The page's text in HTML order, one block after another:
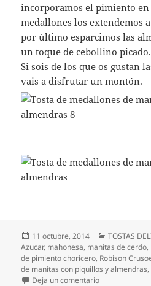
incorporamos el pimiento
medallones los extendemos
por último esparcimos las
un toque de cebollino picado.
Si sois de los que os gustan
vais a disfrutar un montón.
Publicado
el
11 octubre, 2014 Categorías
TOSTAS
Azucar, mahonesa, manitas de cerdo,
de pimiento choricero, Robison
de manitas con piquillos y almendras,
Deja un comentarioen Tosta de